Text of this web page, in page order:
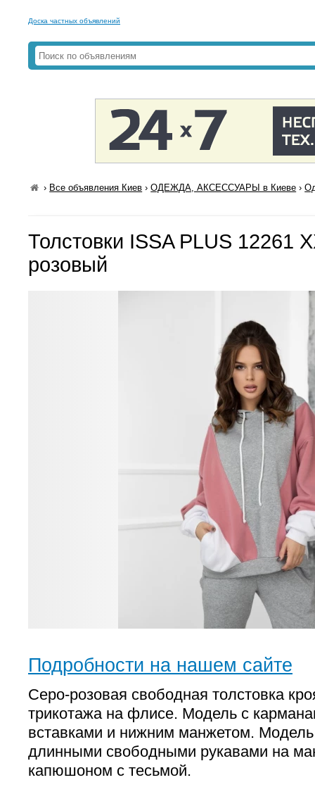
Доска частных объявлений
› Все объявления Киев ›ОДЕЖДА, АКСЕССУАРЫ в Киеве ›
Толстовки ISSA PLUS 12261
розовый
Подробности на нашем сайте
Серо-розовая свободная толстовка
трикотажа на флисе. Модель с
вставками и нижним манжетом.
длинными свободными рукавами на
капюшоном с тесьмой.